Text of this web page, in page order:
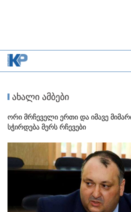
ახალი ამბები
ორი მრჩეველი ერთი და იმავე
სჭირდება მერს რჩევები